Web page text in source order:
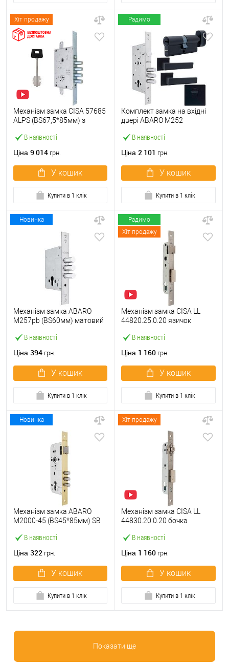
Хіт продажу
В наявності
Механізм замка CISA 57685
ALPS (BS67,5*85мм) з
матовий
Ціна 9 014 грн.
У кошик
Купити в 1 клік
Радимо
В наявності
Комплект замка на вхідні
двері ABARO M252
ручками, протектором
Ціна 2 101 грн.
У кошик
Купити в 1 клік
Новинка
В наявності
Механізм замка ABARO
M257pb (BS60мм) матовий
планки
Ціна 394 грн.
У кошик
Купити в 1 клік
Радимо
Хіт продажу
В наявності
Механізм замка CISA LL
44820.25.0.20 язичок
нержавіюча сталь
Ціна 1 160 грн.
У кошик
Купити в 1 клік
Новинка
В наявності
Механізм замка ABARO
M2000-45 (BS45*85мм) SB
Ціна 322 грн.
У кошик
Купити в 1 клік
Хіт продажу
В наявності
Механізм замка CISA LL
44830.20.0.20 бочка
нержавіюча сталь
Ціна 1 160 грн.
У кошик
Купити в 1 клік
Показати ще